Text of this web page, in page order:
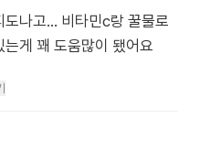
나고... 비타민c랑 꿀물로
게 꽤 도움많이 됐어요